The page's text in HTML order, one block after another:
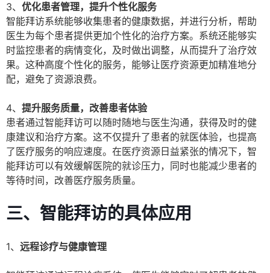
3、 优化患者管理，提升个性化服务
智能拜访系统能够收集患者的健康数据，并进行分析，帮助
医生为每个患者提供更加个性化的治疗方案。系统还能够实
时监控患者的病情变化，及时做出调整，从而提升了治疗效
果。这种高度个性化的服务，能够让医疗资源更加精准地分
配，避免了资源浪费。
4、 提升服务质量，改善患者体验
患者通过智能拜访可以随时随地与医生沟通，获得及时的健
康建议和治疗方案。这不仅提升了患者的就医体验，也提高
了医疗服务的响应速度。在医疗资源日益紧张的情况下，智
能拜访可以有效缓解医院的就诊压力，同时也能减少患者的
等待时间，改善医疗服务质量。
三、智能拜访的具体应用
1、 远程诊疗与健康管理